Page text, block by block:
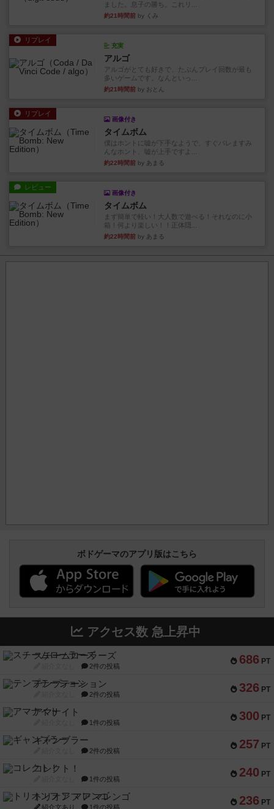
ました。息子の勝ち。これリ...
約21時間前 by くみ
リプレイ
充実
アルゴ
アルゴがとても好きで、たぶんプレイ回数が最も
多いゲームです。なんといっ...
約21時間前 by おとん
リプレイ
画像付き
タイムボム
僕はホントに嘘が下手なようで、すぐバレますみ
んなホント、嘘が上手ですよ...
約22時間前 by あまる
レビュー
画像付き
タイムボム
まず簡単で軽い！大人数で遊べる！それなのに小
箱！何より楽しい！！正体隠...
約22時間前 by あまる
ボドゲーマのアプリ版はこちら
アクセス数 急上昇中
686 PT
スチームローラーズ
2件の投稿
326 PT
テンプテーション
2件の投稿
300 PT
アマナイト
1件の投稿
257 PT
ギャンブラー
2件の投稿
240 PT
コレクト！
1件の投稿
236 PT
トリオンフ ア マレンゴ
紹介文あり 1件の投稿